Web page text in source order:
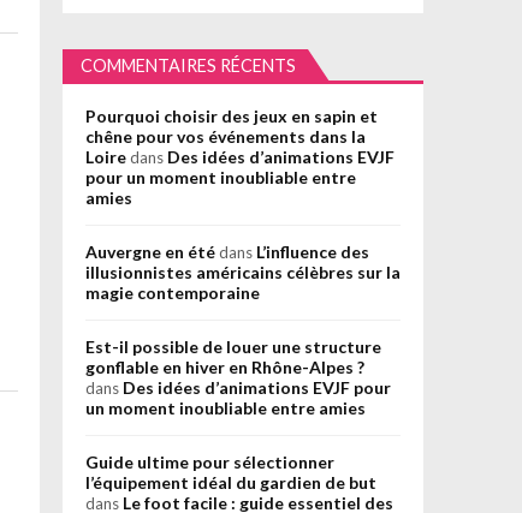
COMMENTAIRES RÉCENTS
Pourquoi choisir des jeux en sapin et
chêne pour vos événements dans la
Loiredans Des idées d’animations EVJF
pour un moment inoubliable entre
amies
Auvergne en étédans L’influence des
illusionnistes américains célèbres sur la
magie contemporaine
Est-il possible de louer une structure
gonflable en hiver en Rhône-Alpes ?
dans Des idées d’animations EVJF pour
un moment inoubliable entre amies
Guide ultime pour sélectionner
l’équipement idéal du gardien de but
dans Le foot facile : guide essentiel des